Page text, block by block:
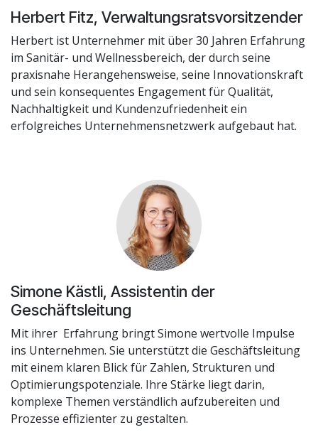
Herbert Fitz, Verwaltungsratsvorsitzender
Herbert ist Unternehmer mit über 30 Jahren Erfahrung
im Sanitär- und Wellnessbereich, der durch seine
praxisnahe Herangehensweise, seine Innovationskraft
und sein konsequentes Engagement für Qualität,
Nachhaltigkeit und Kundenzufriedenheit ein
erfolgreiches Unternehmensnetzwerk aufgebaut hat.
Simone Kästli, Assistentin der
Geschäftsleitung
Mit ihrer Erfahrung bringt Simone wertvolle Impulse
ins Unternehmen. Sie unterstützt die Geschäftsleitung
mit einem klaren Blick für Zahlen, Strukturen und
Optimierungspotenziale. Ihre Stärke liegt darin,
komplexe Themen verständlich aufzubereiten und
Prozesse effizienter zu gestalten.